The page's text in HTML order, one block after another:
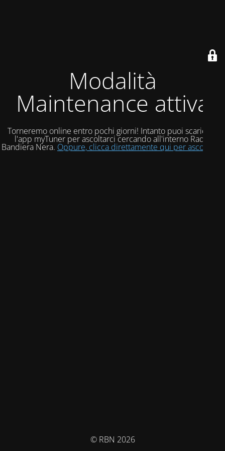
Modalità
Maintenance attiva
Torneremo online entro pochi giorni! Intanto puoi scaricare
l'app myTuner per ascoltarci cercando all'interno Radio
Bandiera Nera. Oppure, clicca direttamente qui per ascoltarci!
© RBN 2026